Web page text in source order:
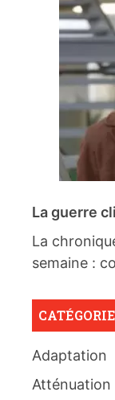
La guerre
La
semaine :
Adaptation
Atténuation